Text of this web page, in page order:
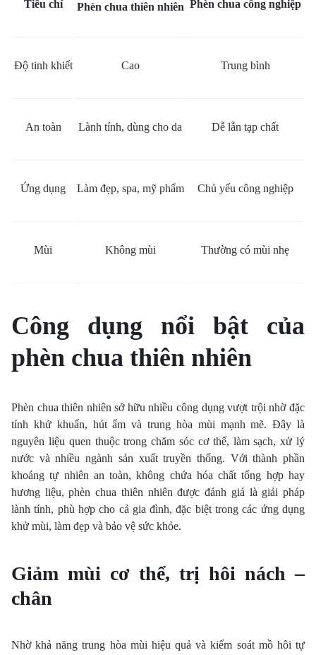
Tiêu chí Phèn chua thiên nhiên Phèn chua công nghiệp
Độ tinh khiết Cao Trung bình
An toàn Lành tính, dùng cho da Dễ lẫn tạp chất
Ứng dụng Làm đẹp, spa, mỹ phẩm Chủ yếu công nghiệp
Mùi Không mùi Thường có mùi nhẹ
Công dụng nổi bật của
phèn chua thiên nhiên
Phèn chua thiên nhiên sở hữu nhiều công dụng vượt trội nhờ đặc
tính khử khuẩn, hút ẩm và trung hòa mùi mạnh mẽ. Đây là
nguyên liệu quen thuộc trong chăm sóc cơ thể, làm sạch, xử lý
nước và nhiều ngành sản xuất truyền thống. Với thành phần
khoáng tự nhiên an toàn, không chứa hóa chất tổng hợp hay
hương liệu, phèn chua thiên nhiên được đánh giá là giải pháp
lành tính, phù hợp cho cả gia đình, đặc biệt trong các ứng dụng
khử mùi, làm đẹp và bảo vệ sức khỏe.
Giảm mùi cơ thể, trị hôi nách –
chân
Nhờ khả năng trung hòa mùi hiệu quả và kiểm soát mồ hôi tự